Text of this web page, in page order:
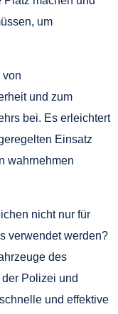
um
von
und zum
bei. Es erleichtert
Einsatz
wahrnehmen
nicht nur für
verwendet werden?
des
Polizei und
und effektive